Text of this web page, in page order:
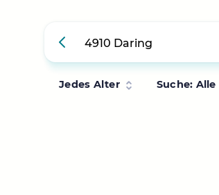
Jedes Alter Suche: Alle